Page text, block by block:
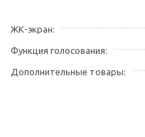
ЖК-экран
Функция голосования
Дополнительные товары